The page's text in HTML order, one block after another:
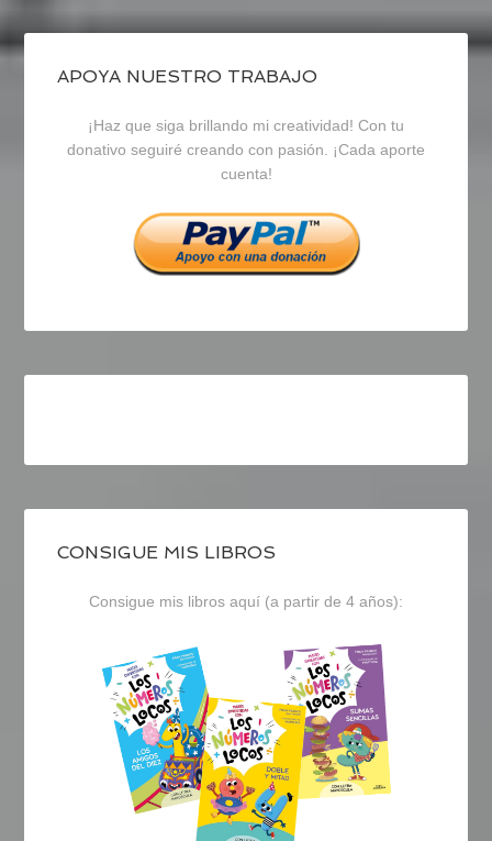
de
blogrecursosep
en
Facebook
de
recursosep
en
Twitter
de
recursosep
en
Instagram
APOYA NUESTRO TRABAJO
¡Haz que siga brillando mi creatividad! Con tu
donativo seguiré creando con pasión. ¡Cada aporte
cuenta!
CONSIGUE MIS LIBROS
Consigue mis libros aquí (a partir de 4 años):